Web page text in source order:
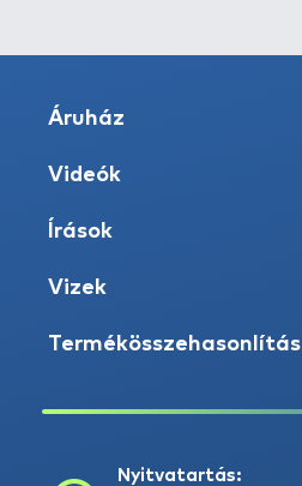
Áruház
Videók
Írások
Vizek
Termékösszehasonlítás
Nyitvatartás: